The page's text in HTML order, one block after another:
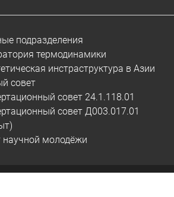
подразделения
термодинамики
инстраструктура в Азии
совет
совет 24.1.118.01
совет Д003.017.01
научной молодёжи